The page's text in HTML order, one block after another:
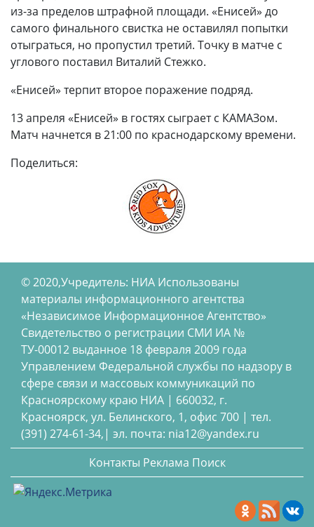
из-за пределов штрафной площади. «Енисей» до
самого финального свистка не оставилял попытки
отыграться, но пропустил третий. Точку в матче с
углового поставил Виталий Стежко.
«Енисей» терпит второе поражение подряд.
13 апреля «Енисей» в гостях сыграет с КАМАЗом.
Матч начнется в 21:00 по краснодарскому времени.
Поделиться:
© 2020,Учредитель: НИА Использованы
материалы информационного агентства
«Независимое Информационное Агентство»
Свидетельство о регистрации СМИ ИА №
ТУ-00012 выданное 18 февраля 2009 года
Управлением Федеральной службы по надзору в
сфере связи и массовых коммуникаций по
Красноярскому краю НИА | 660032, г.
Красноярск, ул. Белинского, 1, офис 700 | тел.
(391) 274-61-34,| эл. почта: nia12@yandex.ru
Контакты Реклама Поиск